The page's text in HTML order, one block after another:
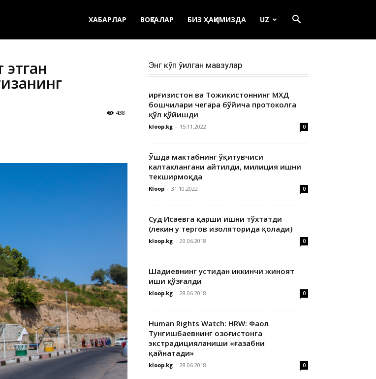
ХАБАРЛАР ВОҚЕАЛАР БИЗ ҲАҚИМИЗДА UZ
438
Энг кўп ўқилган мавзулар
Қирғизистон ва Тожикистоннинг МХДҚ
бошчилари чегара бўйича протоколга
қўл қўйишди
kloop.kg - 15.11.2022 0
Ўшда мактабнинг ўқитувчиси
калтаклангани айтилди, милиция ишни
текширмоқда
Kloop - 31.10.2022 0
Суд Исаевга қарши ишни тўхтатди
(лекин у тергов изоляторида қолади)
kloop.kg - 29.06.2018 0
Шадиевнинг устидан иккинчи жиноят
иши қўзғалди
kloop.kg - 28.06.2018 0
Human Rights Watch: HRW: Фаол
Тунгишбаевнинг Қозоғистонга
экстрадицияланиши «ғазабни
қайнатади»
kloop.kg - 28.06.2018 0